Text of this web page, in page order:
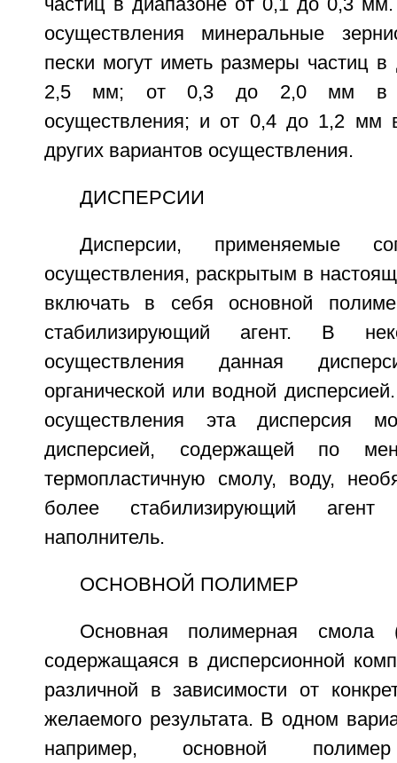
частиц в диапазоне от 0,1 до 0,3
осуществления минеральные
пески могут иметь размеры частиц
2,5 мм; от 0,3 до 2,0 мм в
осуществления; и от 0,4 до 1,2 мм
других вариантов осуществления.
ДИСПЕРСИИ
Дисперсии, применяемые
осуществления, раскрытым в
включать в себя основной
стабилизирующий агент. В
осуществления данная
органической или водной
осуществления эта дисперсия
дисперсией, содержащей по
термопластичную смолу, воду,
более стабилизирующий агент
наполнитель.
ОСНОВНОЙ ПОЛИМЕР
Основная полимерная смола
содержащаяся в дисперсионной
различной в зависимости от
желаемого результата. В одном
например, основной